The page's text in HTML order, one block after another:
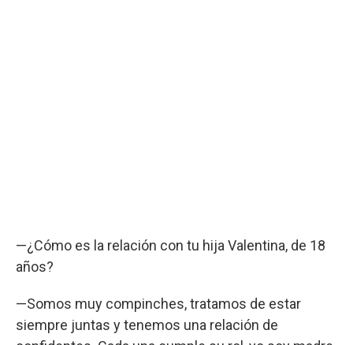
—¿Cómo es la relación con tu hija Valentina, de 18
años?
—Somos muy compinches, tratamos de estar
siempre juntas y tenemos una relación de